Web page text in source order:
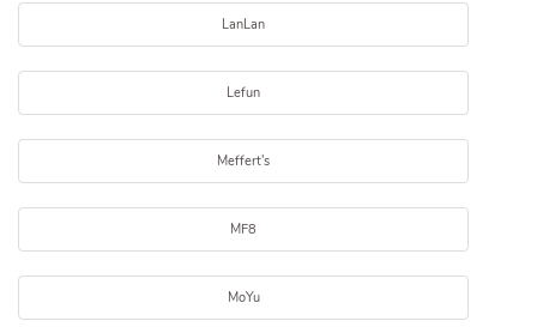
LanLan
Lefun
Meffert's
MF8
MoYu